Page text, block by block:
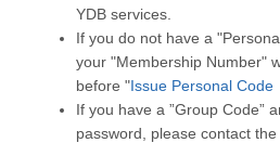
YDB services.
If you do not have a
your "Membership Number"
before "Issue Personal Code
If you have a ”Group Code”
password, please contact